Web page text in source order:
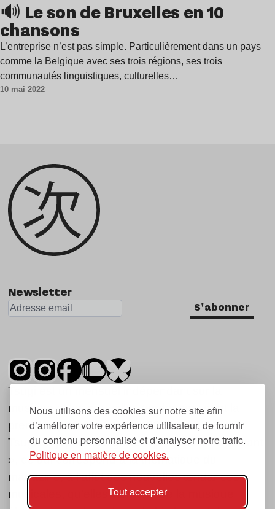
Nous utilisons des cookies sur notre site afin
d’améliorer votre expérience utilisateur, de fournir
du contenu personnalisé et d’analyser notre trafic.
Politique en matière de cookies.
Tout accepter
🔊 Le son de Bruxelles en 10
chansons
L’entreprise n’est pas simple. Particulièrement dans un pays
comme la Belgique avec ses trois régions, ses trois
communautés linguistiques, culturelles…
10 mai 2022
Newsletter
S'abonner
Tsugi est un mensuel indépendant sur la
musique et les nouvelles tendances, dont la
première parution date de 2007.
Tsugi en japonais signifie « prochain », « suivant
», ce qui correspond à la thématique du
magazine, à l’affût des nouvelles tendances
musicales, qu’elles viennent de la musique